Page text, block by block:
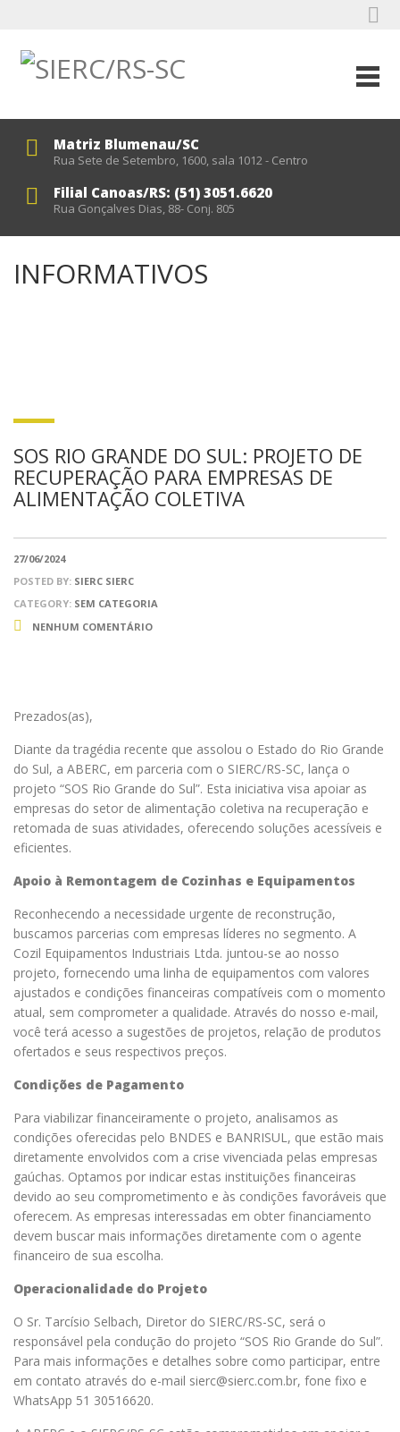
Matriz Blumenau/SC
Rua Sete de Setembro, 1600, sala 1012 - Centro
Filial Canoas/RS: (51) 3051.6620
Rua Gonçalves Dias, 88- Conj. 805
INFORMATIVOS
SOS RIO GRANDE DO SUL: PROJETO DE
RECUPERAÇÃO PARA EMPRESAS DE
ALIMENTAÇÃO COLETIVA
27/06/2024
POSTED BY: SIERC SIERC
CATEGORY: SEM CATEGORIA
NENHUM COMENTÁRIO
Prezados(as),
Diante da tragédia recente que assolou o Estado do Rio Grande
do Sul, a ABERC, em parceria com o SIERC/RS-SC, lança o
projeto “SOS Rio Grande do Sul”. Esta iniciativa visa apoiar as
empresas do setor de alimentação coletiva na recuperação e
retomada de suas atividades, oferecendo soluções acessíveis e
eficientes.
Apoio à Remontagem de Cozinhas e Equipamentos
Reconhecendo a necessidade urgente de reconstrução,
buscamos parcerias com empresas líderes no segmento. A
Cozil Equipamentos Industriais Ltda. juntou-se ao nosso
projeto, fornecendo uma linha de equipamentos com valores
ajustados e condições financeiras compatíveis com o momento
atual, sem comprometer a qualidade. Através do nosso e-mail,
você terá acesso a sugestões de projetos, relação de produtos
ofertados e seus respectivos preços.
Condições de Pagamento
Para viabilizar financeiramente o projeto, analisamos as
condições oferecidas pelo BNDES e BANRISUL, que estão mais
diretamente envolvidos com a crise vivenciada pelas empresas
gaúchas. Optamos por indicar estas instituições financeiras
devido ao seu comprometimento e às condições favoráveis que
oferecem. As empresas interessadas em obter financiamento
devem buscar mais informações diretamente com o agente
financeiro de sua escolha.
Operacionalidade do Projeto
O Sr. Tarcísio Selbach, Diretor do SIERC/RS-SC, será o
responsável pela condução do projeto “SOS Rio Grande do Sul”.
Para mais informações e detalhes sobre como participar, entre
em contato através do e-mail sierc@sierc.com.br, fone fixo e
WhatsApp 51 30516620.